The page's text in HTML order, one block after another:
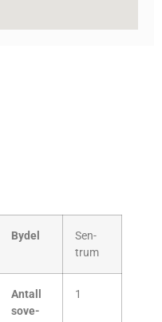
Bydel
Sen­
trum
Antall
sove­
1